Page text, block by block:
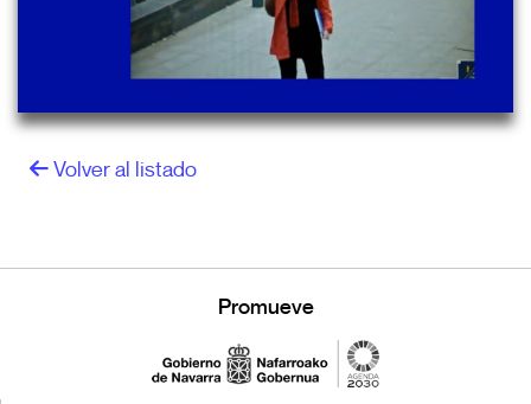
Volver al listado
Promueve